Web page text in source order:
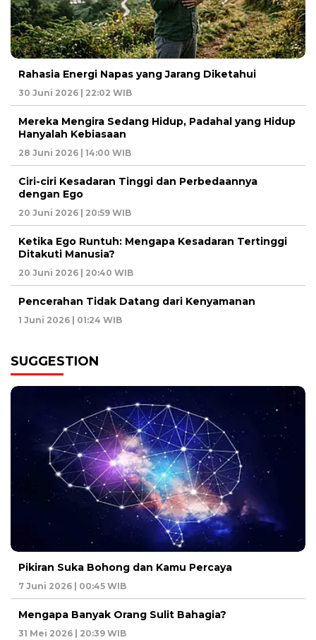
Rahasia Energi Napas yang Jarang Diketahui
30 Juni 2026 | 22:02 WIB
Mereka Mengira Sedang Hidup, Padahal yang Hidup
Hanyalah Kebiasaan
28 Juni 2026 | 14:00 WIB
Ciri-ciri Kesadaran Tinggi dan Perbedaannya
dengan Ego
20 Juni 2026 | 20:59 WIB
Ketika Ego Runtuh: Mengapa Kesadaran Tertinggi
Ditakuti Manusia?
20 Juni 2026 | 20:40 WIB
Pencerahan Tidak Datang dari Kenyamanan
1 Juni 2026 | 01:24 WIB
SUGGESTION
Pikiran Suka Bohong dan Kamu Percaya
7 Juni 2026 | 00:45 WIB
Mengapa Banyak Orang Sulit Bahagia?
31 Mei 2026 | 20:39 WIB